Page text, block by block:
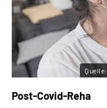
Post-Covid-Reha